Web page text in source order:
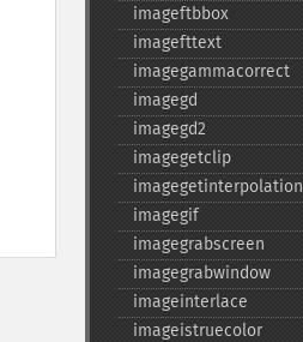
imageftbbox
imagefttext
imagegammacorrect
imagegd
imagegd2
imagegetclip
imagegetinterpolation
imagegif
imagegrabscreen
imagegrabwindow
imageinterlace
imageistruecolor